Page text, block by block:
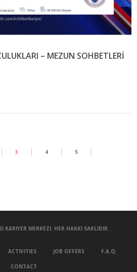
– MEZUN SOHBETLERİ
3 4 5
KARIYER MERKEZI. HER HAKKI SAKLIDIR.
ACTIVITIES JOB OFFERS F.A.Q.
CONTACT